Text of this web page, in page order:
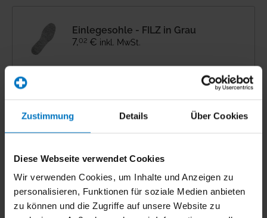
Zustimmung Details Über Cookies
Diese Webseite verwendet Cookies
Wir verwenden Cookies, um Inhalte und Anzeigen zu
personalisieren, Funktionen für soziale Medien anbieten
zu können und die Zugriffe auf unsere Website zu
Einlegesohle - FILZ in Grau
7,02 € inkl. MwSt.
SCHUHDEO GERUCHSSTOPP für
11 ,07€ inkl. MwSt.